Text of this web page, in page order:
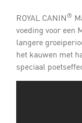
ROYAL CANIN®
voeding voor een
langere
het kauwen met
speciaal